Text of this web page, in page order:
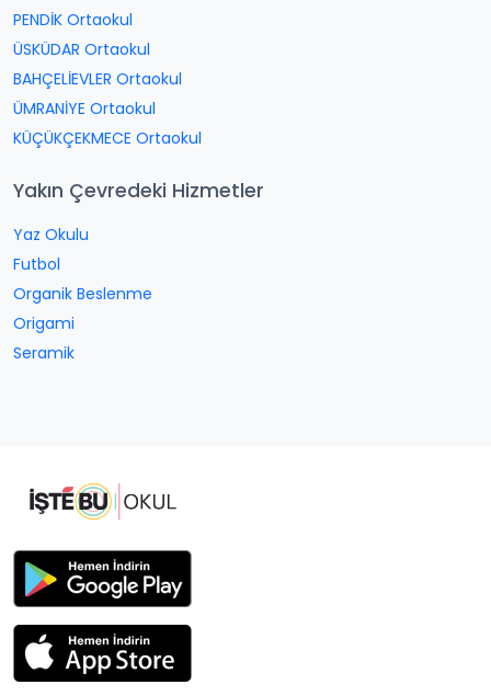
PENDİK Ortaokul
ÜSKÜDAR Ortaokul
BAHÇELİEVLER Ortaokul
ÜMRANİYE Ortaokul
KÜÇÜKÇEKMECE Ortaokul
Yakın Çevredeki Hizmetler
Yaz Okulu
Futbol
Organik Beslenme
Origami
Seramik